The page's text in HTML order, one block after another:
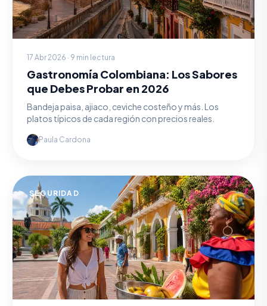
17 Abr 2026 · 9 min lectura
Gastronomía Colombiana: Los Sabores
que Debes Probar en 2026
Bandeja paisa, ajiaco, ceviche costeño y más. Los
platos típicos de cada región con precios reales.
Paula Cardona
SEGURIDAD